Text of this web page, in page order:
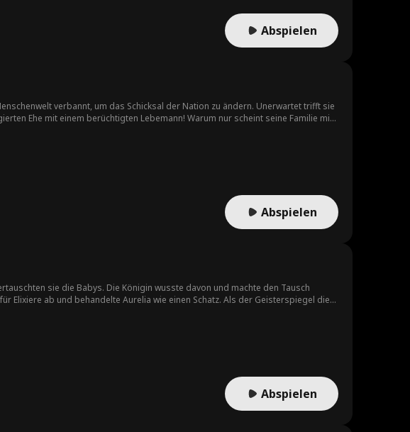
Abspielen
verbannt, um das Schicksal der Nation zu ändern. Unerwartet trifft sie
Ehe mit einem berüchtigten Lebemann! Warum nur scheint seine Familie mit
Abspielen
sie die Babys. Die Königin wusste davon und machte den Tausch
Elixiere ab und behandelte Aurelia wie einen Schatz. Als der Geisterspiegel die
Abspielen